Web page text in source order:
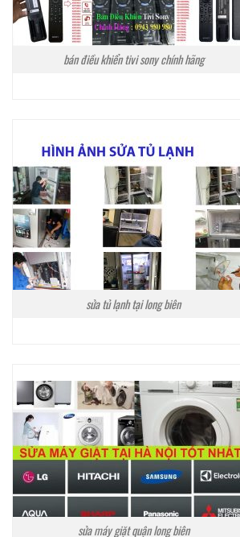
bán điều khiển tivi sony chính hãng
sửa tủ lạnh tại long biên
sửa máy giặt quận long biên